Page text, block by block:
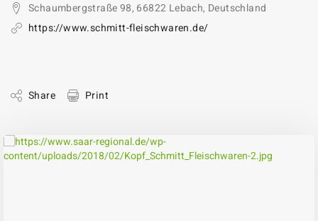
Schaumbergstraße 98, 66822 Lebach, Deutschland
https://www.schmitt-fleischwaren.de/
Share Print